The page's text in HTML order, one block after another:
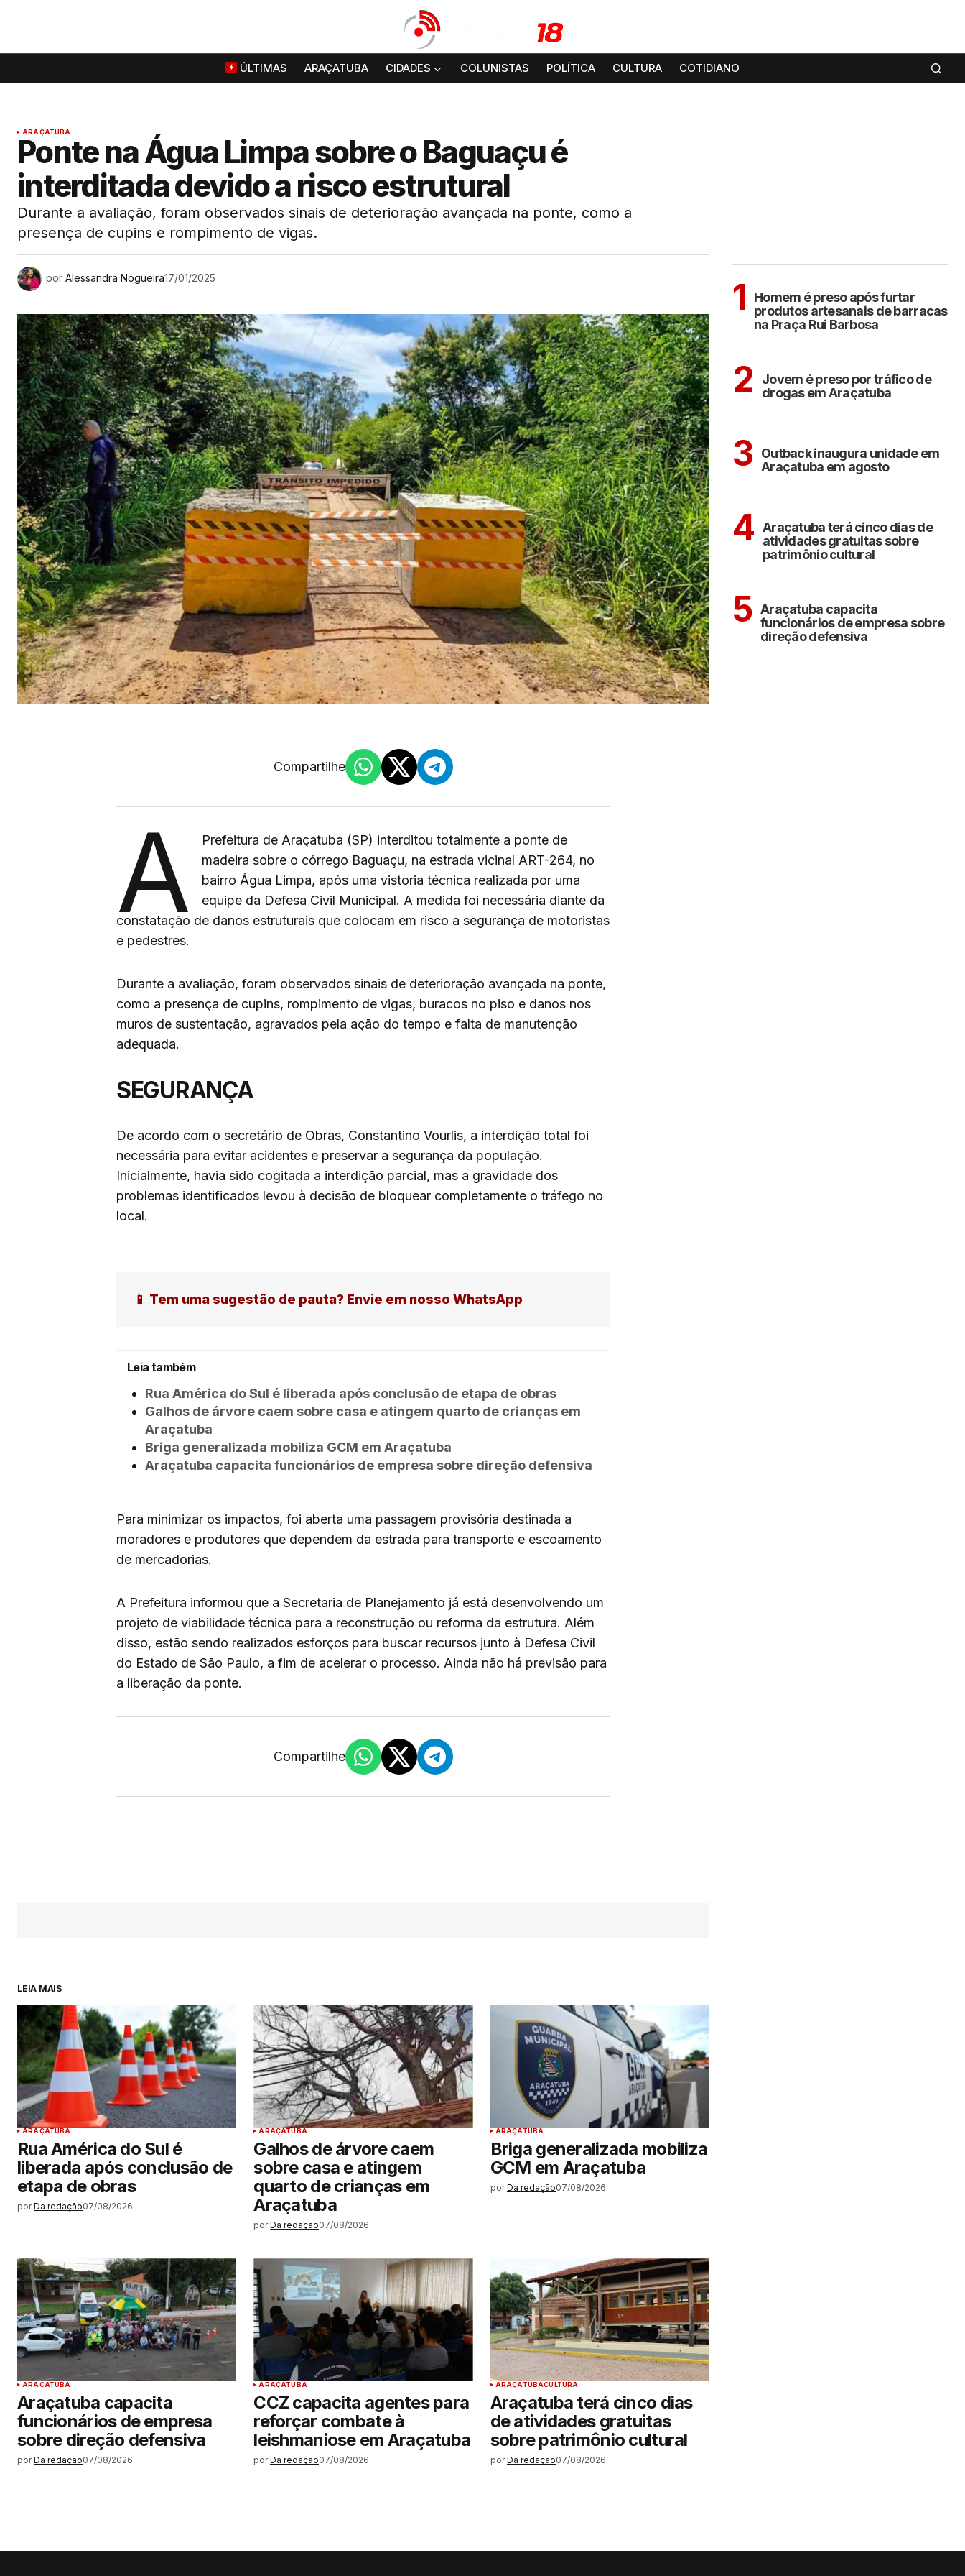
ÚLTIMAS ARAÇATUBA CIDADES COLUNISTAS POLÍTICA CULTURA COTIDIANO
ARAÇATUBA
Ponte na Água Limpa sobre o Baguaçu é
interditada devido a risco estrutural
Durante a avaliação, foram observados sinais de deterioração avançada na ponte, como a
presença de cupins e rompimento de vigas.
por Alessandra Nogueira17/01/2025
Compartilhe
A
Prefeitura de Araçatuba (SP) interditou totalmente a ponte de
madeira sobre o córrego Baguaçu, na estrada vicinal ART-264, no
bairro Água Limpa, após uma vistoria técnica realizada por uma
equipe da Defesa Civil Municipal. A medida foi necessária diante da
constatação de danos estruturais que colocam em risco a segurança de motoristas
e pedestres.
Durante a avaliação, foram observados sinais de deterioração avançada na ponte,
como a presença de cupins, rompimento de vigas, buracos no piso e danos nos
muros de sustentação, agravados pela ação do tempo e falta de manutenção
adequada.
SEGURANÇA
De acordo com o secretário de Obras, Constantino Vourlis, a interdição total foi
necessária para evitar acidentes e preservar a segurança da população.
Inicialmente, havia sido cogitada a interdição parcial, mas a gravidade dos
problemas identificados levou à decisão de bloquear completamente o tráfego no
local.
📱 Tem uma sugestão de pauta? Envie em nosso WhatsApp
Leia também
Rua América do Sul é liberada após conclusão de etapa de obras
Galhos de árvore caem sobre casa e atingem quarto de crianças em
Araçatuba
Briga generalizada mobiliza GCM em Araçatuba
Araçatuba capacita funcionários de empresa sobre direção defensiva
Para minimizar os impactos, foi aberta uma passagem provisória destinada a
moradores e produtores que dependem da estrada para transporte e escoamento
de mercadorias.
A Prefeitura informou que a Secretaria de Planejamento já está desenvolvendo um
projeto de viabilidade técnica para a reconstrução ou reforma da estrutura. Além
disso, estão sendo realizados esforços para buscar recursos junto à Defesa Civil
do Estado de São Paulo, a fim de acelerar o processo. Ainda não há previsão para
a liberação da ponte.
Compartilhe
LEIA MAIS
ARAÇATUBA
Rua América do Sul é
liberada após conclusão de
etapa de obras
por Da redação07/08/2026
ARAÇATUBA
Galhos de árvore caem
sobre casa e atingem
quarto de crianças em
Araçatuba
por Da redação07/08/2026
ARAÇATUBA
Briga generalizada mobiliza
GCM em Araçatuba
por Da redação07/08/2026
ARAÇATUBA
Araçatuba capacita
funcionários de empresa
sobre direção defensiva
por Da redação07/08/2026
ARAÇATUBA
CCZ capacita agentes para
reforçar combate à
leishmaniose em Araçatuba
por Da redação07/08/2026
ARAÇATUBACULTURA
Araçatuba terá cinco dias
de atividades gratuitas
sobre patrimônio cultural
por Da redação07/08/2026
1
Homem é preso após furtar
produtos artesanais de barracas
na Praça Rui Barbosa
2
Jovem é preso por tráfico de
drogas em Araçatuba
3 Outback inaugura unidade em
Araçatuba em agosto
4 Araçatuba terá cinco dias de
atividades gratuitas sobre
patrimônio cultural
5 Araçatuba capacita
funcionários de empresa sobre
direção defensiva